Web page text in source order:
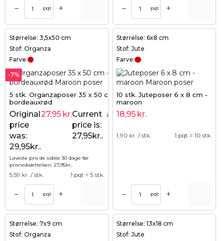
– pqt + – pqt +
Størrelse: 3,5x50 cm
Stof: Organza
Farve:
-7%
5 stk. Organzaposer 35 x 50 cm -
bordeauxrød
29,95 kr.
Original
price
was:
29,95kr..
27,95 kr.Current
price is:
27,95kr..
Laveste pris de sidste 30 dage før
prisnedsættelsen: 27,95kr..
5,59 kr. / stk. 1 pqt = 5 stk.
– pqt +
Størrelse: 6x8 cm
Stof: Jute
Farve:
10 stk. Juteposer 6 x 8 cm -
maroon
18,95 kr.
1,90 kr. / stk. 1 pqt = 10 stk.
– pqt +
Størrelse: 7x9 cm
Stof: Organza
Størrelse: 13x18 cm
Stof: Jute